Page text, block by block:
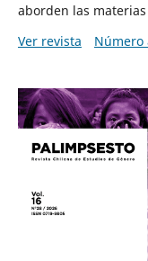
aborden las
Ver revista
Número